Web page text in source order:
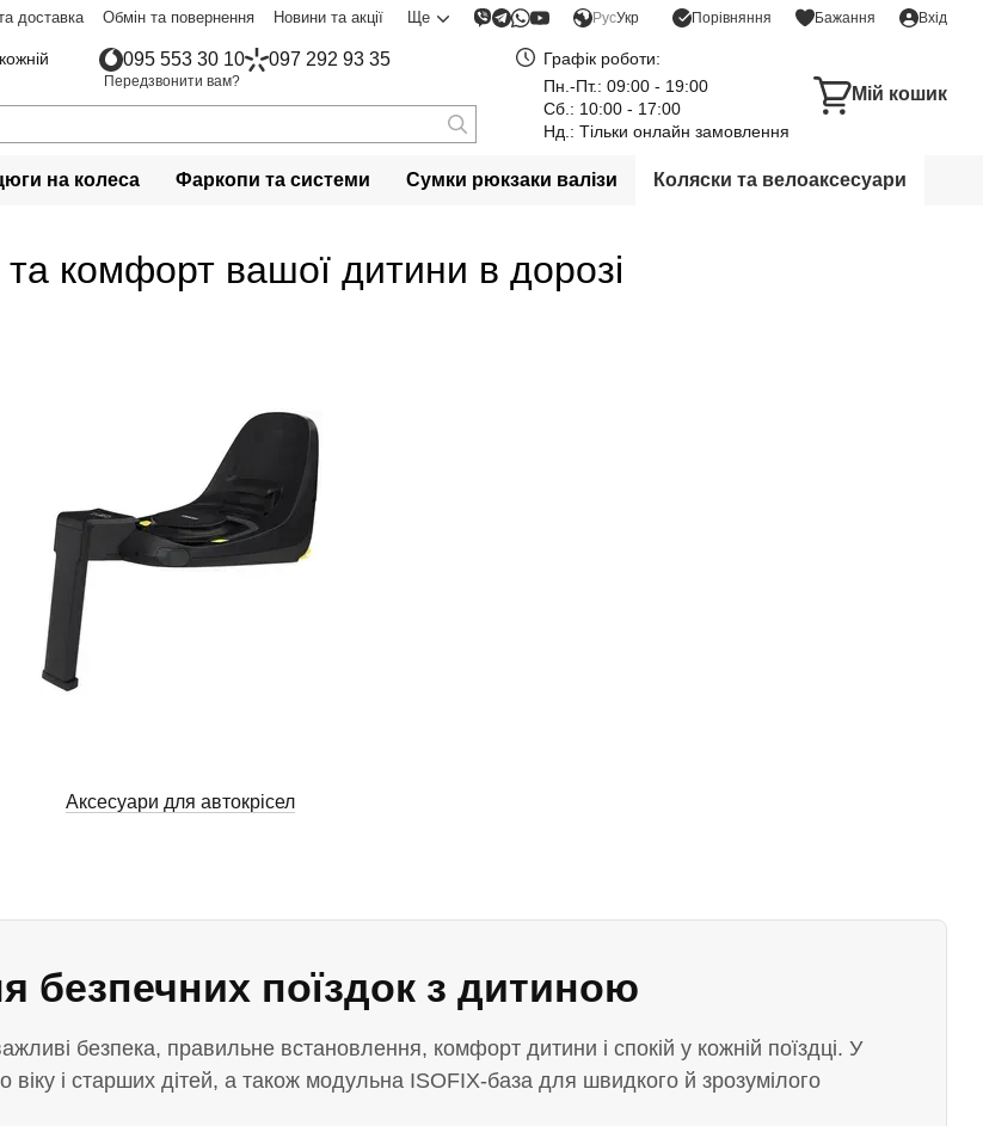
доставка Обмін та повернення Новини та акції Ще РусУкр Порівняння Бажання Вхід
095 553 30 10 097 292 93 35
Передзвонити вам?
Графік роботи:
Пн.-Пт.: 09:00 - 19:00
Сб.: 10:00 - 17:00
Нд.: Тільки онлайн замовлення
Мій кошик
на колеса Фаркопи та системи Сумки рюкзаки валізи Коляски та велоаксесуари
та комфорт вашої дитини в дорозі
безпечних поїздок з дитиною
безпека, правильне встановлення, комфорт дитини і спокій у кожній поїздці. У
і старших дітей, а також модульна ISOFIX-база для швидкого й зрозумілого
Аксесуари для автокрісел